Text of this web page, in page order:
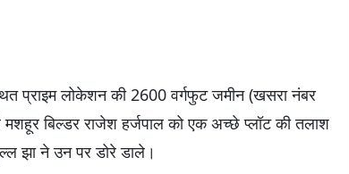
प्राइम लोकेशन की 2600 वर्गफुट जमीन (खसरा नंबर
बिल्डर राजेश हर्जपाल को एक अच्छे प्लॉट की तलाश
झा ने उन पर डोरे डाले।